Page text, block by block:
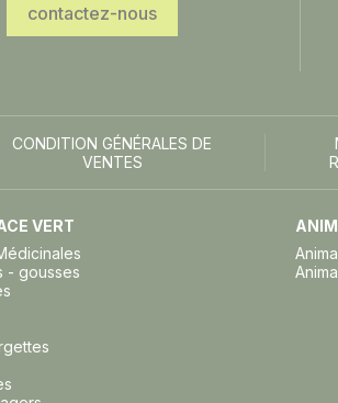
contactez-nous
CONDITION GÉNÉRALES DE
VENTES
VERT
- gousses